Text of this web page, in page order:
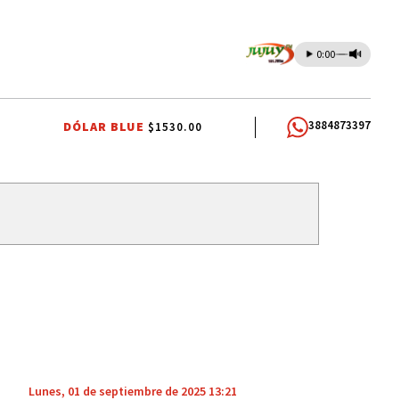
0:00
CARLOS SADIR ALTO COMEDERO
DÓLAR BLUE $1530.00 3884873397
Lunes, 01 de septiembre de 2025 13:21